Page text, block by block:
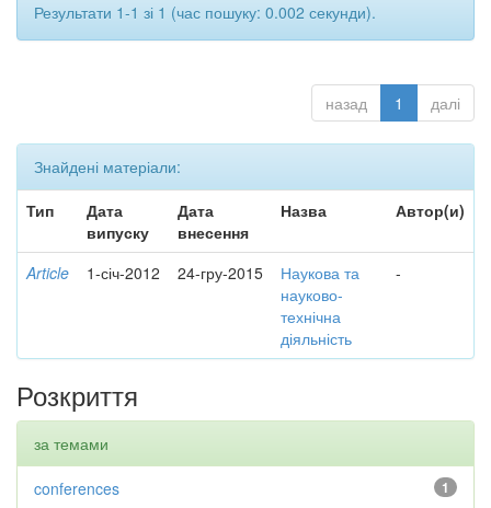
Результати 1-1 зі 1 (час пошуку: 0.002 секунди).
назад 1 далі
Знайдені матеріали:
Тип
Дата
випуску
Дата
внесення
Назва Автор(и)
Article 1-січ-2012 24-гру-2015
Наукова та
науково-
технічна
діяльність
-
Розкриття
за темами
1
conferences